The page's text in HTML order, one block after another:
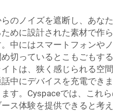
のノイズを遮断し、あな
めに設計された素材で作
中にはスマートフォンや
切っているとこもごもす
トは、狭く感じられる空
中にデバイスを充電でき
す。Cyspaceでは、これ
ス体験を提供できると考